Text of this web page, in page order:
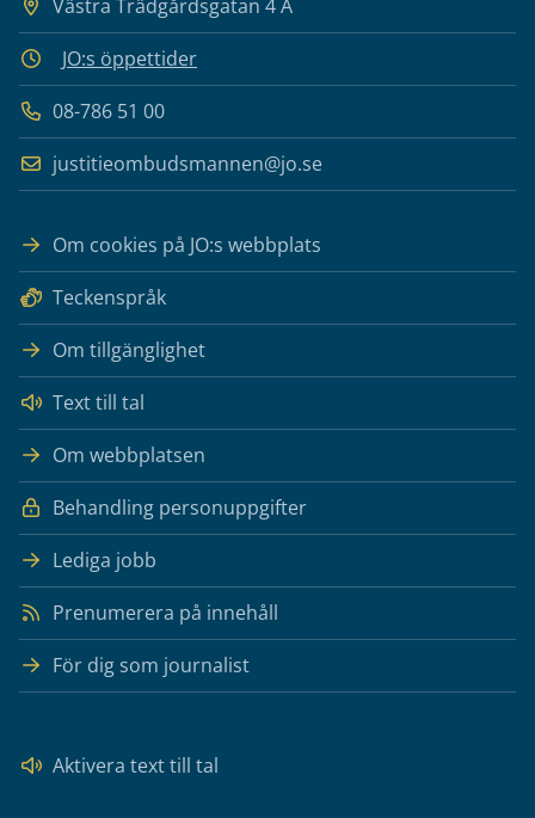
Västra Trädgårdsgatan 4 A
JO:s öppettider
08-786 51 00
justitieombudsmannen@jo.se
Om cookies på JO:s webbplats
Teckenspråk
Om tillgänglighet
Text till tal
Om webbplatsen
Behandling personuppgifter
Lediga jobb
Prenumerera på innehåll
För dig som journalist
Aktivera text till tal